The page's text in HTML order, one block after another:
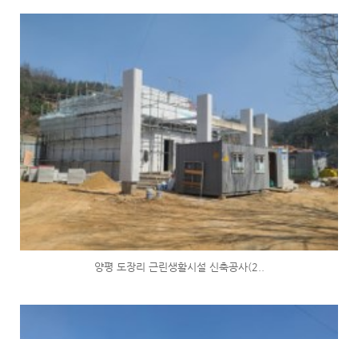
양평 도장리 근린생활시설 신축공사(2..